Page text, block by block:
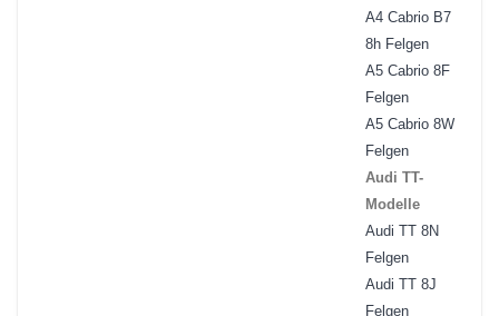
A4 Cabrio B7
8h Felgen
A5 Cabrio 8F
Felgen
A5 Cabrio 8W
Felgen
Audi TT-
Modelle
Audi TT 8N
Felgen
Audi TT 8J
Felgen